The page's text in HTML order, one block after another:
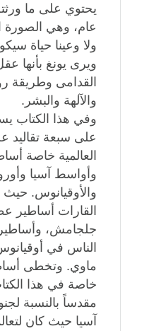
يحتوي على ما
عام، وهي الصورة
ولا وعينا حياة
ويرى يونغ بأنها
القدامى وطريقة
والآلهة والبشر.
وفي هذا الكتاب
على سبعة تقاليد
العالمية خاصة
وأواسط آسيا
والأوقيانوس.
القارات أساطير
جلجامش، وأساطير
الناس في
ماوي. وتخطى
خاصة في هذا
مقدساً بالنسبة
آسيا حيث كان